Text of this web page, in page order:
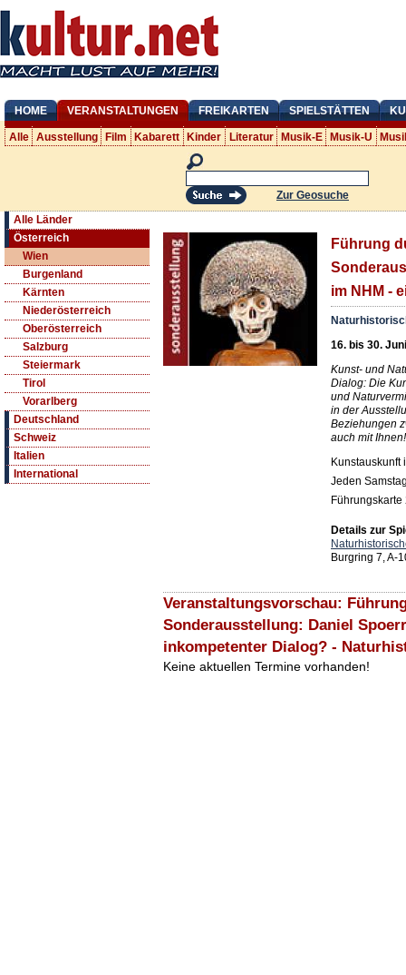
HOME VERANSTALTUNGEN FREIKARTEN SPIELSTÄTTEN
Alle Ausstellung Film Kabarett Kinder Literatur Musik-E Musik-U
Zur Geosuche
Alle Länder
Österreich
Wien
Burgenland
Kärnten
Niederösterreich
Oberösterreich
Salzburg
Steiermark
Tirol
Vorarlberg
Deutschland
Schweiz
Italien
International
Führung
im NHM -
16. bis 30.
Kunst- und
Dialog: Die
und
in der
Beziehungen
auch mit Ihnen!
Kunstauskunft
Jeden
Führungskarte
Details zur
Burgring 7, A-
Veranstaltungsvorschau:
Sonderausstellung: Daniel
inkompetenter Dialog? -
Keine aktuellen Termine vorhanden!